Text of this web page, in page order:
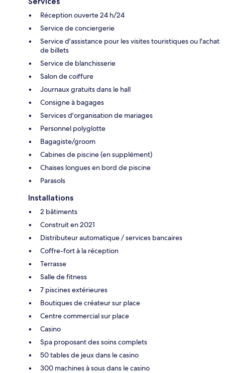
Réception ouverte 24 h/24
Service de conciergerie
Service d'assistance pour les visites touristiques ou l'achat
de billets
Service de blanchisserie
Salon de coiffure
Journaux gratuits dans le hall
Consigne à bagages
Services d'organisation de mariages
Personnel polyglotte
Bagagiste/groom
Cabines de piscine (en supplément)
Chaises longues en bord de piscine
Parasols
Installations
2 bâtiments
Construit en 2021
Distributeur automatique / services bancaires
Coffre-fort à la réception
Terrasse
Salle de fitness
7 piscines extérieures
Boutiques de créateur sur place
Centre commercial sur place
Casino
Spa proposant des soins complets
50 tables de jeux dans le casino
300 machines à sous dans le casino